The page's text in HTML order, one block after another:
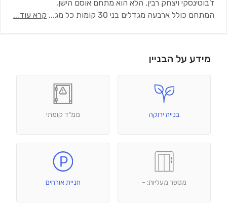
ז'בוטינסקי ויצחק רבין, הלא הוא מתחם אוסם הישן,
המתחם כולל ארבעה מגדלים בני 30 קומות כל מג
... קרא עוד...
מידע על הבניין
בנייה ירוקה ממ״ד קומתי
מספר מעליות: - חניית אורחים